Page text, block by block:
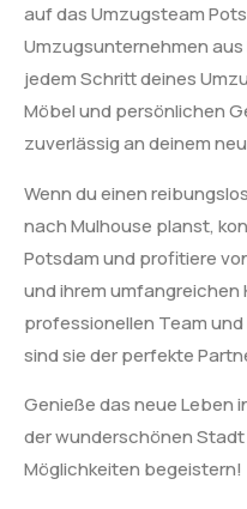
auf das Umzugsteam
Umzugsunternehmen
jedem Schritt deines
Möbel und persönlichen
zuverlässig an deinem
Wenn du einen
nach Mulhouse planst,
Potsdam und profitiere
und ihrem umfangreichen
professionellen Team
sind sie der perfekte
Genieße das neue Leben
der wunderschönen
Möglichkeiten begeistern!